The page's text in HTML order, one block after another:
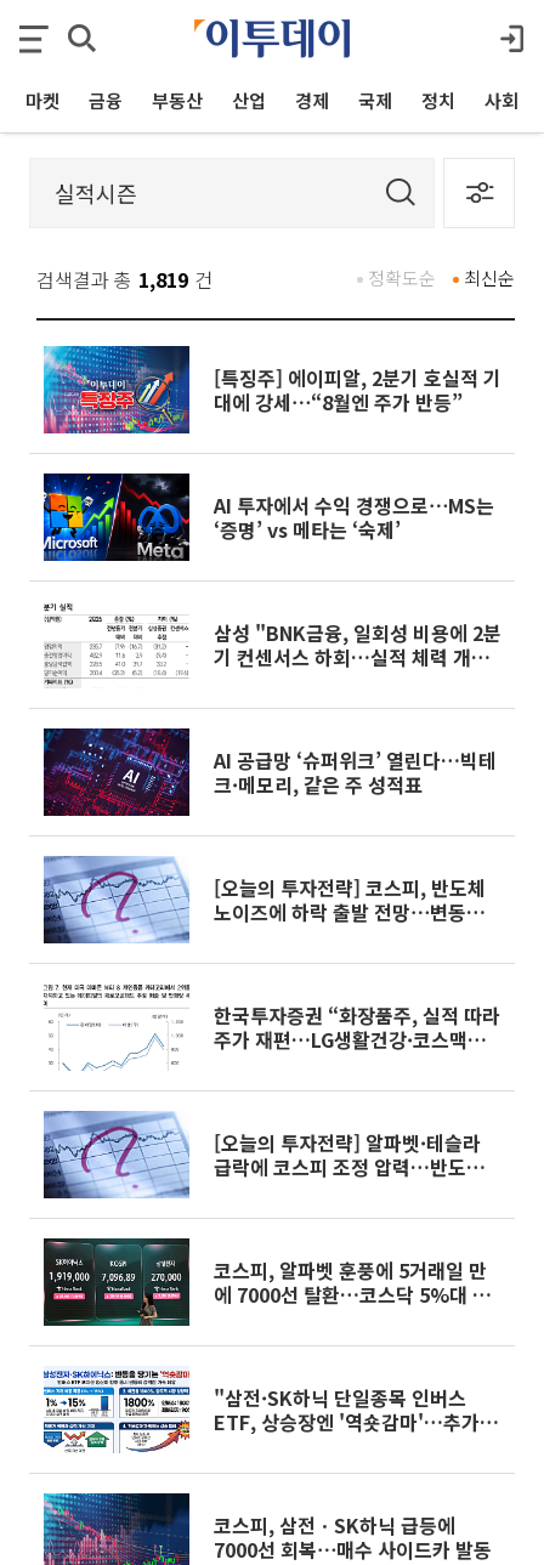
마켓 금융 부동산 산업 경제 국제 정치 사회
검색결과 총 1,819 건 최신순
정확도순
[특징주] 에이피알, 2분기 호실적 기
대에 강세⋯“8월엔 주가 반등”
AI 투자에서 수익 경쟁으로⋯MS는
‘증명’ vs 메타는 ‘숙제’
삼성 "BNK금융, 일회성 비용에 2분
기 컨센서스 하회…실적 체력 개선
AI 공급망 ‘슈퍼위크’ 열린다…빅테
크·메모리, 같은 주 성적표
[오늘의 투자전략] 코스피, 반도체
노이즈에 하락 출발 전망⋯변동성
한국투자증권 “화장품주, 실적 따라
주가 재편…LG생활건강·코스맥스
[오늘의 투자전략] 알파벳·테슬라
급락에 코스피 조정 압력…반도체는
코스피, 알파벳 훈풍에 5거래일 만
에 7000선 탈환…코스닥 5%대 급
"삼전·SK하닉 단일종목 인버스
ETF, 상승장엔 '역숏감마'…추가 상
코스피, 삼전ㆍSK하닉 급등에
7000선 회복⋯매수 사이드카 발동